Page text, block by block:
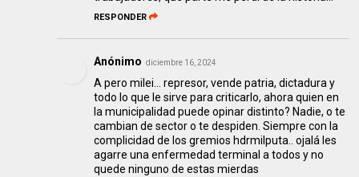
RESPONDER
Anónimo diciembre 16, 2024
A pero milei... represor, vende patria, dictadura y
todo lo que le sirve para criticarlo, ahora quien en
la municipalidad puede opinar distinto? Nadie, o te
cambian de sector o te despiden. Siempre con la
complicidad de los gremios hdrmilputa.. ojalá les
agarre una enfermedad terminal a todos y no
quede ninguno de estas mierdas